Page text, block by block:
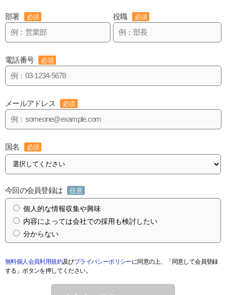
部署 必須 役職 必須
電話番号 必須
メールアドレス 必須
国名 必須
今回の会員登録は 任意
個人的な情報収集や興味
内容によっては会社での採用も検討したい
分からない
無料個人会員利用規約及びプライバシーポリシーに同意の上、「同意して会員登録
する」ボタンを押してください。